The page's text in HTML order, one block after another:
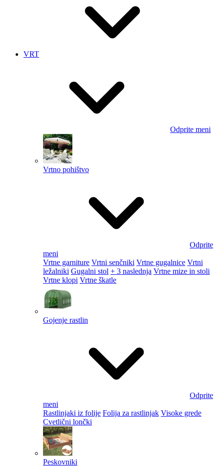
VRT
Odprite meni
Vrtno pohištvo
Odprite
meni
Vrtne garniture Vrtni senčniki Vrtne gugalnice Vrtni
ležalniki Gugalni stol + 3 naslednja Vrtne mize in stoli
Vrtne klopi Vrtne škatle
Gojenje rastlin
Odprite
meni
Rastlinjaki iz folije Folija za rastlinjak Visoke grede
Cvetlični lončki
Peskovniki